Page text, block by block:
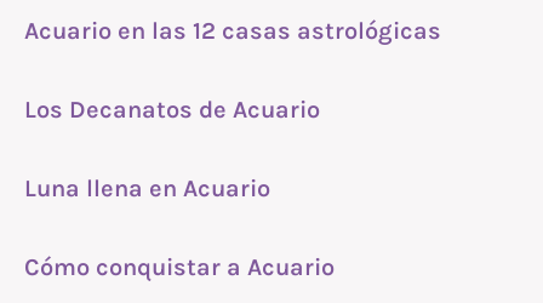
Acuario en las 12 casas astrológicas
Los Decanatos de Acuario
Luna llena en Acuario
Cómo conquistar a Acuario